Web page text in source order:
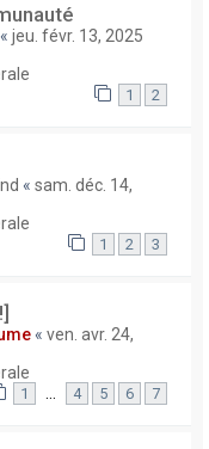
« jeu. févr. 13, 2025
1 2
« sam. déc. 14,
1 2 3
« ven. avr. 24,
1 … 4 5 6 7